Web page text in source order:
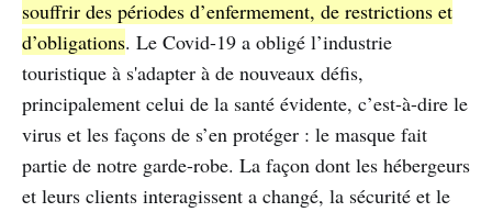
souffrir des périodes d’enfermement, de restrictions et
d’obligations. Le Covid-19 a obligé l’industrie
touristique à s'adapter à de nouveaux défis,
principalement celui de la santé évidente, c’est-à-dire le
virus et les façons de s’en protéger : le masque fait
partie de notre garde-robe. La façon dont les hébergeurs
et leurs clients interagissent a changé, la sécurité et le